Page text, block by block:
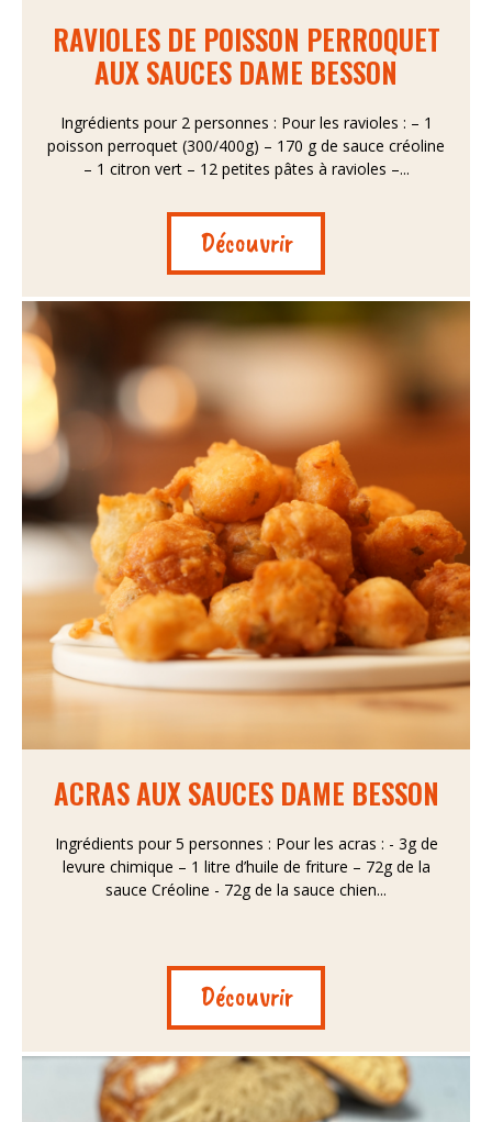
RAVIOLES DE POISSON PERROQUET
AUX SAUCES DAME BESSON
Ingrédients pour 2 personnes : Pour les ravioles : – 1
poisson perroquet (300/400g) – 170 g de sauce créoline
– 1 citron vert – 12 petites pâtes à ravioles –...
Découvrir
ACRAS AUX SAUCES DAME BESSON
Ingrédients pour 5 personnes : Pour les acras : - 3g de
levure chimique – 1 litre d’huile de friture – 72g de la
sauce Créoline - 72g de la sauce chien...
Découvrir